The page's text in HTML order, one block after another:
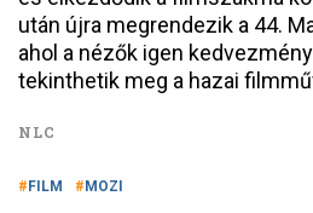
után újra megrendezik a 44.
ahol a nézők igen
tekinthetik meg a hazai
NLC
FILM MOZI